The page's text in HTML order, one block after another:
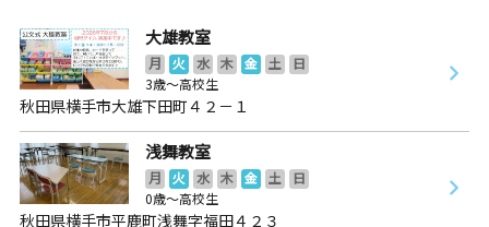
大雄教室
月 火 水 木 金 土
日
3歳～高校生
秋田県横手市大雄下田町４２－１
浅舞教室
月 火 水 木 金 土
日
0歳～高校生
秋田県横手市平鹿町浅舞字福田４２３